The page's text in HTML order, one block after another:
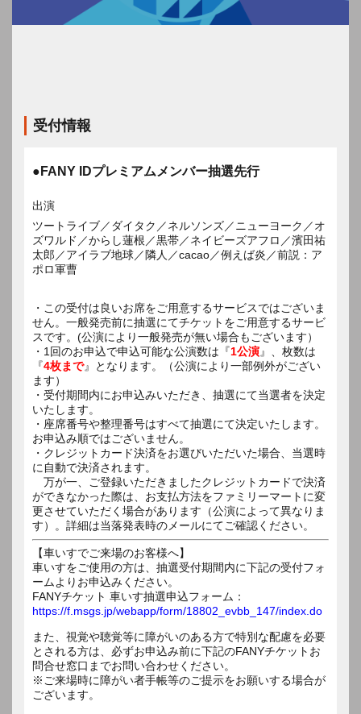
受付情報
●FANY IDプレミアムメンバー抽選先行
出演
ツートライブ／ダイタク／ネルソンズ／ニューヨーク／オ
ズワルド／からし蓮根／黒帯／ネイビーズアフロ／濱田祐
太郎／アイラブ地球／隣人／cacao／例えば炎／前説：ア
ポロ軍曹
・この受付は良いお席をご用意するサービスではございま
せん。一般発売前に抽選にてチケットをご用意するサービ
スです。(公演により一般発売が無い場合もございます）
・1回のお申込で申込可能な公演数は『1公演』、枚数は
『4枚まで』となります。（公演により一部例外がござい
ます）
・受付期間内にお申込みいただき、抽選にて当選者を決定
いたします。
・座席番号や整理番号はすべて抽選にて決定いたします。
お申込み順ではございません。
・クレジットカード決済をお選びいただいた場合、当選時
に自動で決済されます。
万が一、ご登録いただきましたクレジットカードで決済
ができなかった際は、お支払方法をファミリーマートに変
更させていただく場合があります（公演によって異なりま
す）。詳細は当落発表時のメールにてご確認ください。
【車いすでご来場のお客様へ】
車いすをご使用の方は、抽選受付期間内に下記の受付フォ
ームよりお申込みください。
FANYチケット 車いす抽選申込フォーム：
https://f.msgs.jp/webapp/form/18802_evbb_147/index.do
また、視覚や聴覚等に障がいのある方で特別な配慮を必要
とされる方は、必ずお申込み前に下記のFANYチケットお
問合せ窓口までお問い合わせください。
※ご来場時に障がい者手帳等のご提示をお願いする場合が
ございます。